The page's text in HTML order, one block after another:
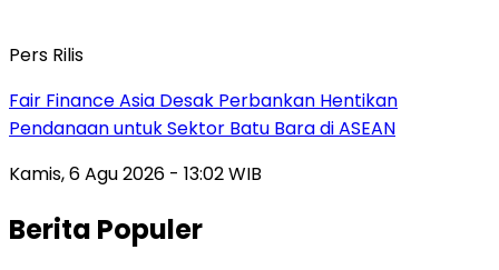
Pers Rilis
Fair Finance Asia Desak Perbankan Hentikan
Pendanaan untuk Sektor Batu Bara di ASEAN
Kamis, 6 Agu 2026 - 13:02 WIB
Berita Populer